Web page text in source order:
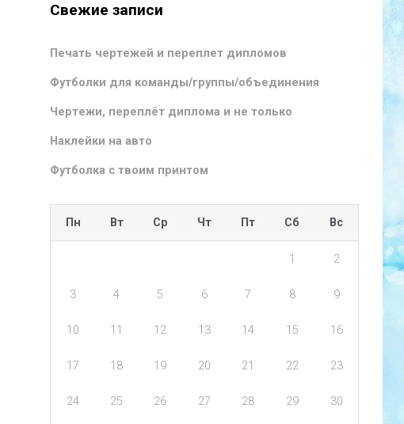
Свежие записи
Печать чертежей и переплет дипломов
Футболки для команды/группы/объединения
Чертежи, переплёт диплома и не только
Наклейки на авто
Футболка с твоим принтом
Пн Вт Ср Чт Пт Сб Вс
1 2
3 4 5 6 7 8 9
10 11 12 13 14 15 16
17 18 19 20 21 22 23
24 25 26 27 28 29 30